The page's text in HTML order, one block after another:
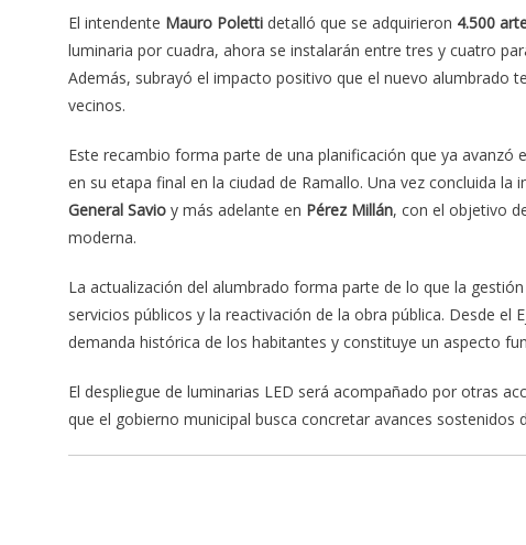
El intendente Mauro Poletti detalló que se adquirieron 4.500
luminaria por cuadra, ahora se instalarán entre tres y cuatro
Además, subrayó el impacto positivo que el nuevo alumbrado
vecinos.
Este recambio forma parte de una planificación que ya
en su etapa final en la ciudad de Ramallo. Una vez concluida
General Savio y más adelante en Pérez Millán, con el objetivo
moderna.
La actualización del alumbrado forma parte de lo que la
servicios públicos y la reactivación de la obra pública. Desde
demanda histórica de los habitantes y constituye un aspecto
El despliegue de luminarias LED será acompañado por otras
que el gobierno municipal busca concretar avances sostenidos